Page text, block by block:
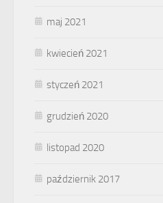
maj 2021
kwiecień 2021
styczeń 2021
grudzień 2020
listopad 2020
październik 2017